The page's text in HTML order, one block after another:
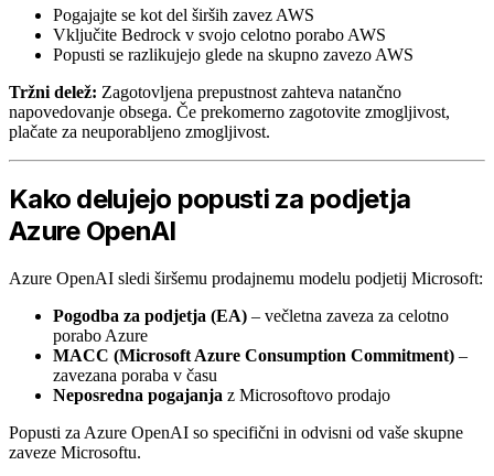
Pogajajte se kot del širših zavez AWS
Vključite Bedrock v svojo celotno porabo AWS
Popusti se razlikujejo glede na skupno zavezo AWS
Tržni delež: Zagotovljena prepustnost zahteva natančno
napovedovanje obsega. Če prekomerno zagotovite zmogljivost,
plačate za neuporabljeno zmogljivost.
Kako delujejo popusti za podjetja
Azure OpenAI
Azure OpenAI sledi širšemu prodajnemu modelu podjetij Microsoft:
Pogodba za podjetja (EA) – večletna zaveza za celotno
porabo Azure
MACC (Microsoft Azure Consumption Commitment) –
zavezana poraba v času
Neposredna pogajanja z Microsoftovo prodajo
Popusti za Azure OpenAI so specifični in odvisni od vaše skupne
zaveze Microsoftu.